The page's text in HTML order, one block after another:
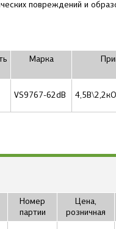
повреждений и
Марка
VS9767-62dB
Номер
партии
Цена,
розничная